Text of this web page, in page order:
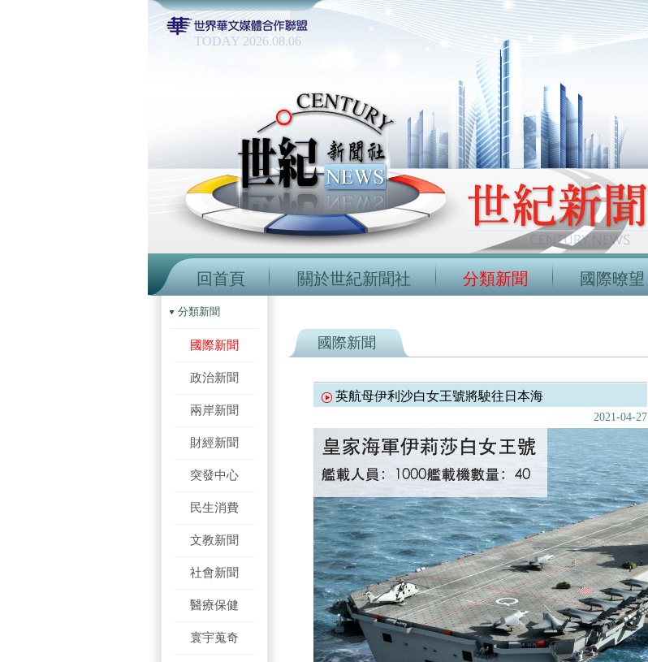
TODAY 2026.08.06
回首頁 關於世紀新聞社 分類新聞 國際暸望
分類新聞
國際新聞
政治新聞
兩岸新聞
財經新聞
突發中心
民生消費
文教新聞
社會新聞
醫療保健
寰宇蒐奇
國際新聞
英航母伊利沙白女王號將駛往日本海
2021-04-27